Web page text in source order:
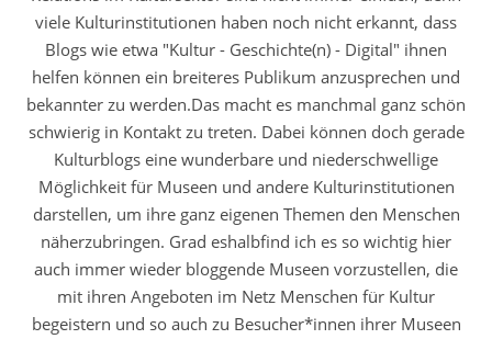
viele Kulturinstitutionen haben noch nicht erkannt, dass
Blogs wie etwa "Kultur - Geschichte(n) - Digital" ihnen
helfen können ein breiteres Publikum anzusprechen und
bekannter zu werden.Das macht es manchmal ganz schön
schwierig in Kontakt zu treten. Dabei können doch gerade
Kulturblogs eine wunderbare und niederschwellige
Möglichkeit für Museen und andere Kulturinstitutionen
darstellen, um ihre ganz eigenen Themen den Menschen
näherzubringen. Grad eshalbfind ich es so wichtig hier
auch immer wieder bloggende Museen vorzustellen, die
mit ihren Angeboten im Netz Menschen für Kultur
begeistern und so auch zu Besucher*innen ihrer Museen